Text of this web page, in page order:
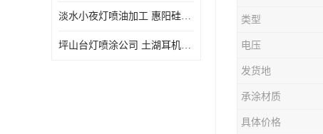
淡水小夜灯喷油加工 惠阳硅胶喷油 良鸿塑胶五金
坪山台灯喷涂公司 土湖耳机喷涂 加工定制
类型
电压
发货地
承涂材质
具体价格